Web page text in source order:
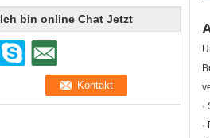
Ich bin online Chat Jetzt
·
·